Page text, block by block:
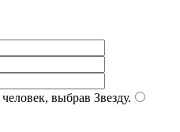
выбрав Звезду.